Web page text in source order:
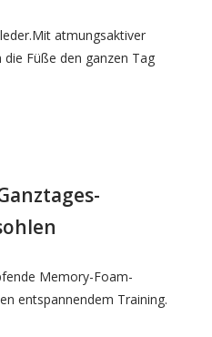
atmungsaktiver
Füße den ganzen Tag
Memory-Foam-
entspannendem Training.